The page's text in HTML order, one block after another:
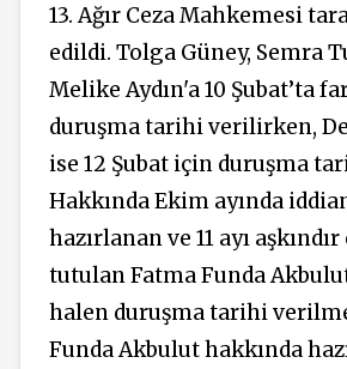
13. Ağır Ceza Mahkemesi
edildi. Tolga Güney, Semra
Melike Aydın'a 10 Şubat’ta
duruşma tarihi verilirken,
ise 12 Şubat için duruşma
Hakkında Ekim ayında
hazırlanan ve 11 ayı
tutulan Fatma Funda
halen duruşma tarihi
Funda Akbulut hakkında